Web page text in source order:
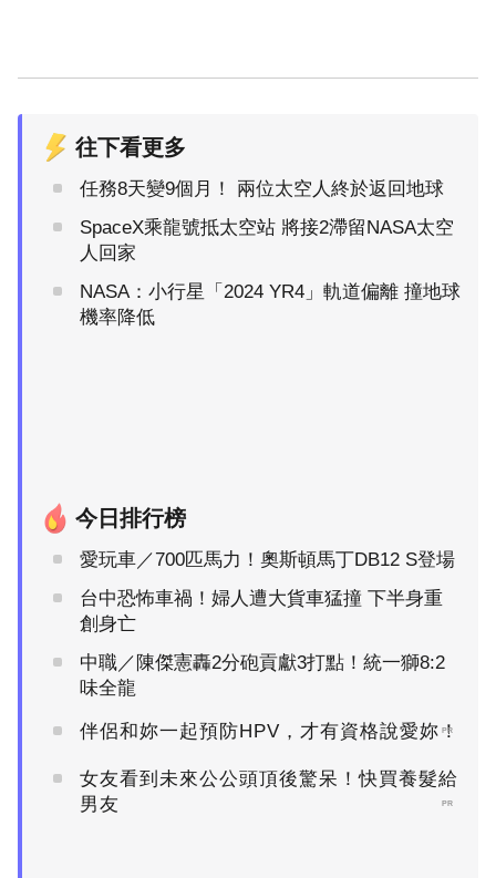
往下看更多
任務8天變9個月！ 兩位太空人終於返回地球
SpaceX乘龍號抵太空站 將接2滯留NASA太空
人回家
NASA：小行星「2024 YR4」軌道偏離 撞地球
機率降低
今日排行榜
愛玩車／700匹馬力！奧斯頓馬丁DB12 S登場
台中恐怖車禍！婦人遭大貨車猛撞 下半身重
創身亡
中職／陳傑憲轟2分砲貢獻3打點！統一獅8:2
味全龍
伴侶和妳一起預防HPV，才有資格說愛妳！
PR
女友看到未來公公頭頂後驚呆！快買養髮給
男友
PR